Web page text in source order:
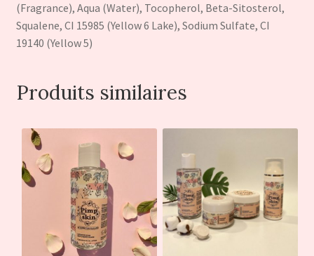
(Fragrance), Aqua (Water), Tocopherol, Beta-Sitosterol,
Squalene, CI 15985 (Yellow 6 Lake), Sodium Sulfate, CI
19140 (Yellow 5)
Produits similaires